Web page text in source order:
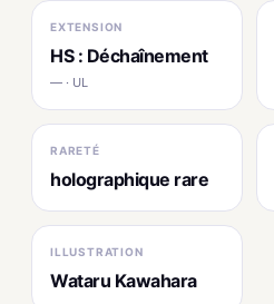
EXTENSION
HS : Déchaînement
— · UL
RARETÉ
holographique rare
ILLUSTRATION
Wataru Kawahara